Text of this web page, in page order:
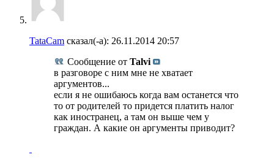
TataCam сказал(-а): 26.11.2014 20:57
Сообщение от Talvi
в разговоре с ним мне не хватает
аргументов...
если я не ошибаюсь когда вам останется что
то от родителей то придется платить налог
как иностранец, а там он выше чем у
граждан. А какие он аргументы приводит?